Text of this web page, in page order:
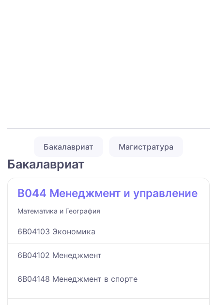
Бакалавриат Магистратура
Бакалавриат
B044 Менеджмент и управление
Математика и География
6B04103 Экономика
6B04102 Менеджмент
6B04148 Менеджмент в спорте